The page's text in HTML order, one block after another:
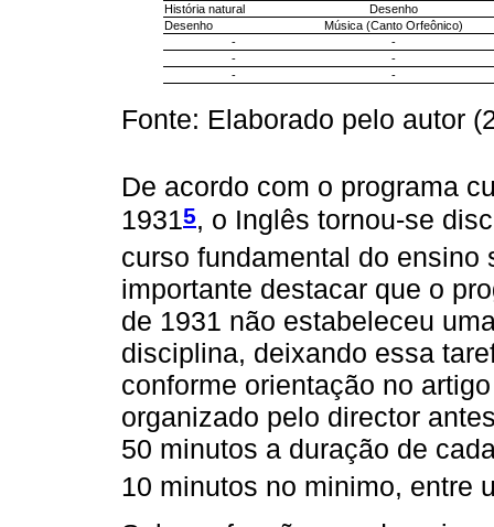
História natural
Desenho
Desenho
Música (Canto Orfeônico)
-
-
-
-
-
-
Fonte: Elaborado pelo autor
De acordo com o programa
19315, o Inglês tornou-se
curso fundamental do ensino
importante destacar que o
de 1931 não estabeleceu
disciplina, deixando essa
conforme orientação no
organizado pelo director
50 minutos a duração de
10 minutos no minimo, entre